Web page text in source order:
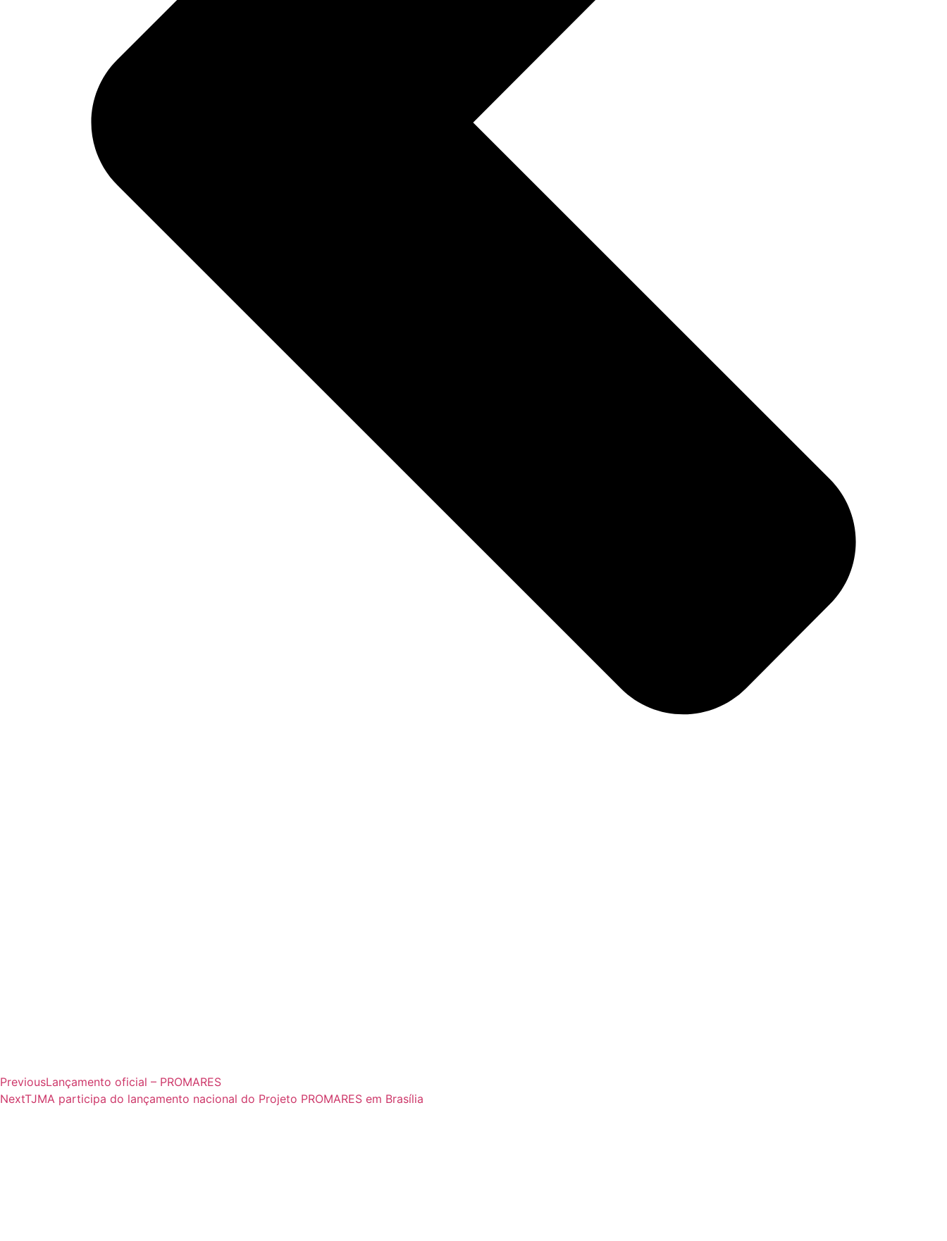
PreviousLançamento oficial – PROMARES
NextTJMA participa do lançamento nacional do Projeto PROMARES em Brasília